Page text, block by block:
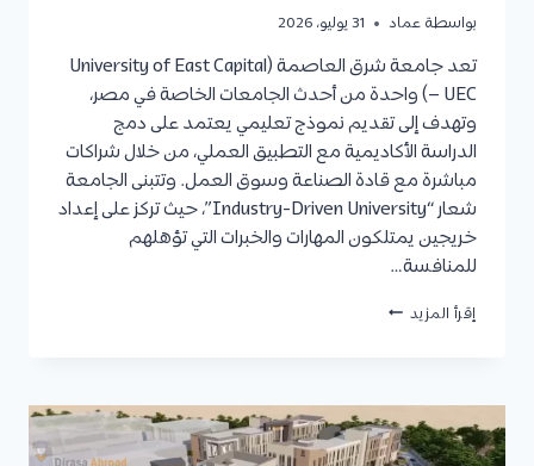
بواسطة عماد 31 يوليو، 2026
تعد جامعة شرق العاصمة (University of East Capital
– UEC) واحدة من أحدث الجامعات الخاصة في مصر،
وتهدف إلى تقديم نموذج تعليمي يعتمد على دمج
الدراسة الأكاديمية مع التطبيق العملي، من خلال شراكات
مباشرة مع قادة الصناعة وسوق العمل. وتتبنى الجامعة
شعار “Industry-Driven University”، حيث تركز على إعداد
خريجين يمتلكون المهارات والخبرات التي تؤهلهم
للمنافسة…
إقرأ المزيد جامعة
|
الكليات،